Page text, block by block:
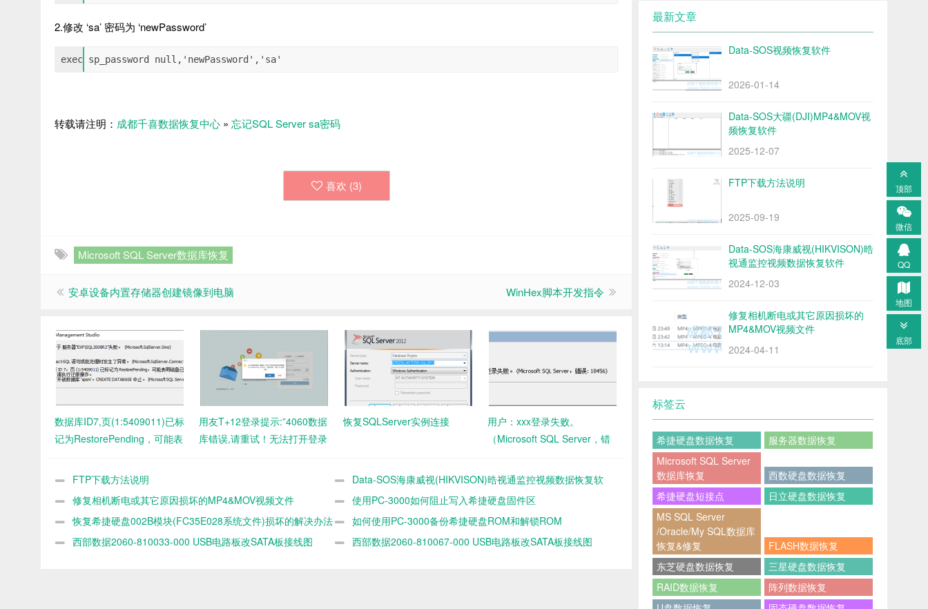
2.修改 ‘sa’ 密码为 ‘newPassword’
exec sp_password null,'newPassword','sa'
转载请注明： 成都千喜数据恢复中心 » 忘记SQL Server sa密码
喜欢 (3)
Microsoft SQL Server数据库恢复
安卓设备内置存储器创建镜像到电脑 WinHex脚本开发指令
数据库ID7,页(1:5409011)已标
记为RestorePending，可能表
复，请执行还原操作。
用友T+12登录提示:”4060数据
库错误,请重试！无法打开登录
恢复SQLServer实例连接
用户：xxx登录失败。
（Microsoft SQL Server，错
FTP下载方法说明
Data-SOS海康威视(HIKVISON)晧视通监控视频数据恢复软
件
修复相机断电或其它原因损坏的MP4&MOV视频文件
使用PC-3000如何阻止写入希捷硬盘固件区
恢复希捷硬盘002B模块(FC35E028系统文件)损坏的解决办法
导致硬盘容量为0 MB数据的方法
如何使用PC-3000备份希捷硬盘ROM和解锁ROM
西部数据2060-810033-000 USB电路板改SATA板接线图
西部数据2060-810067-000 USB电路板改SATA板接线图
最新文章
Data-SOS视频恢复软件
2026-01-14
Data-SOS大疆(DJI)MP4&MOV视
频恢复软件
2025-12-07
FTP下载方法说明
2025-09-19
Data-SOS海康威视(HIKVISON)晧
视通监控视频数据恢复软件
2024-12-03
修复相机断电或其它原因损坏的
MP4&MOV视频文件
2024-04-11
标签云
希捷硬盘数据恢复
服务器数据恢复
Microsoft SQL Server
数据库恢复
西数硬盘数据恢复
希捷硬盘短接点
日立硬盘数据恢复
MS SQL Server
/Oracle/My SQL数据库
恢复&修复
FLASH数据恢复
东芝硬盘数据恢复
三星硬盘数据恢复
RAID数据恢复
阵列数据恢复
顶部
微信
QQ
地图
底部